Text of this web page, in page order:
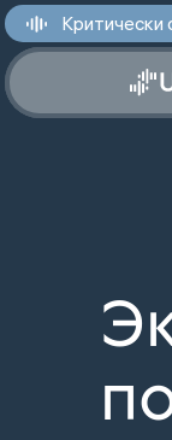
Критически